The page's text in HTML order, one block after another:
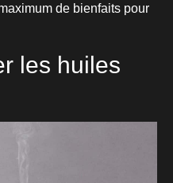
de bienfaits pour
les huiles